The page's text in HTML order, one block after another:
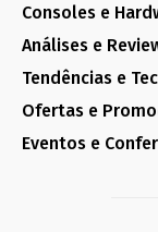
Consoles e
Análises e
Tendências e
Ofertas e
Eventos e